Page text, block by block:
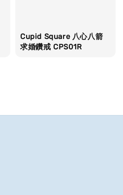
Cupid Square 八心八箭
求婚鑽戒 CPS01R